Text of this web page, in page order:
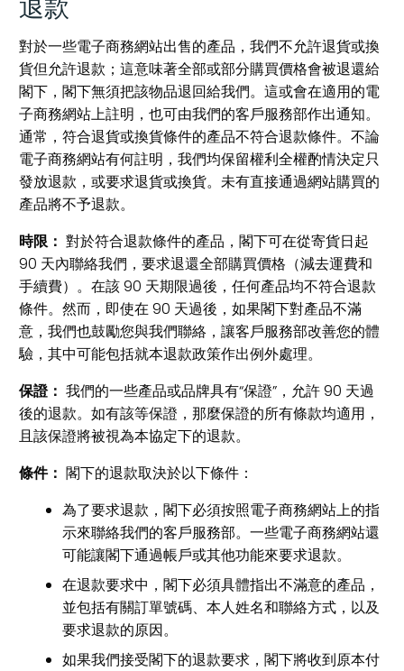
退款
對於一些電子商務網站出售的產品，我們不允許退貨或換
貨但允許退款；這意味著全部或部分購買價格會被退還給
閣下，閣下無須把該物品退回給我們。這或會在適用的電
子商務網站上註明，也可由我們的客戶服務部作出通知。
通常，符合退貨或換貨條件的產品不符合退款條件。不論
電子商務網站有何註明，我們均保留權利全權酌情決定只
發放退款，或要求退貨或換貨。未有直接通過網站購買的
產品將不予退款。
時限： 對於符合退款條件的產品，閣下可在從寄貨日起
90 天內聯絡我們，要求退還全部購買價格（減去運費和
手續費）。在該 90 天期限過後，任何產品均不符合退款
條件。然而，即使在 90 天過後，如果閣下對產品不滿
意，我們也鼓勵您與我們聯絡，讓客戶服務部改善您的體
驗，其中可能包括就本退款政策作出例外處理。
保證： 我們的一些產品或品牌具有“保證”，允許 90 天過
後的退款。如有該等保證，那麼保證的所有條款均適用，
且該保證將被視為本協定下的退款。
條件： 閣下的退款取決於以下條件：
為了要求退款，閣下必須按照電子商務網站上的指
示來聯絡我們的客戶服務部。一些電子商務網站還
可能讓閣下通過帳戶或其他功能來要求退款。
在退款要求中，閣下必須具體指出不滿意的產品，
並包括有關訂單號碼、本人姓名和聯絡方式，以及
要求退款的原因。
如果我們接受閣下的退款要求，閣下將收到原本付